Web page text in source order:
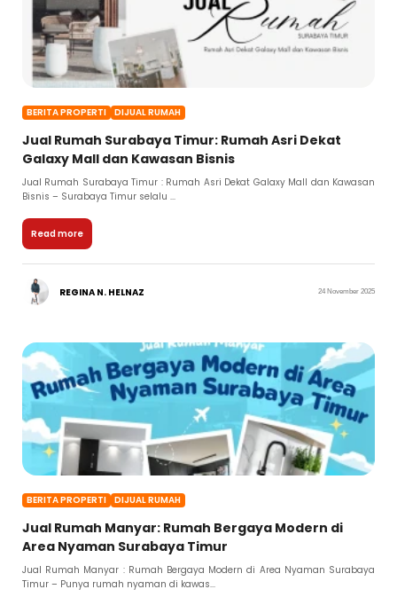
BERITA PROPERTI DIJUAL RUMAH
Jual Rumah Surabaya Timur: Rumah Asri Dekat
Galaxy Mall dan Kawasan Bisnis
Jual Rumah Surabaya Timur : Rumah Asri Dekat Galaxy Mall dan Kawasan
Bisnis – Surabaya Timur selalu ...
Read more
REGINA N. HELNAZ 24 November 2025
BERITA PROPERTI DIJUAL RUMAH
Jual Rumah Manyar: Rumah Bergaya Modern di
Area Nyaman Surabaya Timur
Jual Rumah Manyar : Rumah Bergaya Modern di Area Nyaman Surabaya
Timur – Punya rumah nyaman di kawas...